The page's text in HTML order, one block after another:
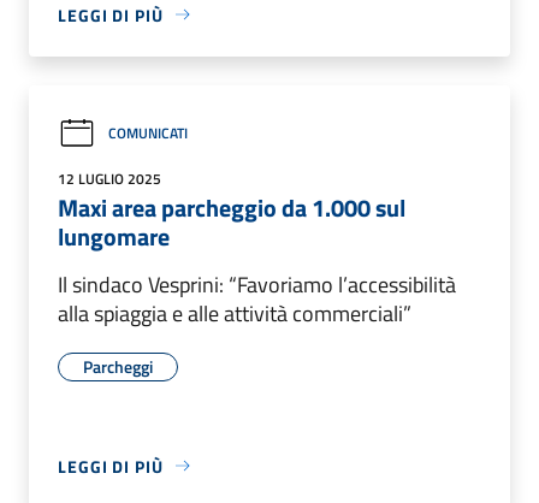
LEGGI DI PIÙ
COMUNICATI
12 LUGLIO 2025
Maxi area parcheggio da 1.000 sul
lungomare
Il sindaco Vesprini: “Favoriamo l’accessibilità
alla spiaggia e alle attività commerciali”
Parcheggi
LEGGI DI PIÙ